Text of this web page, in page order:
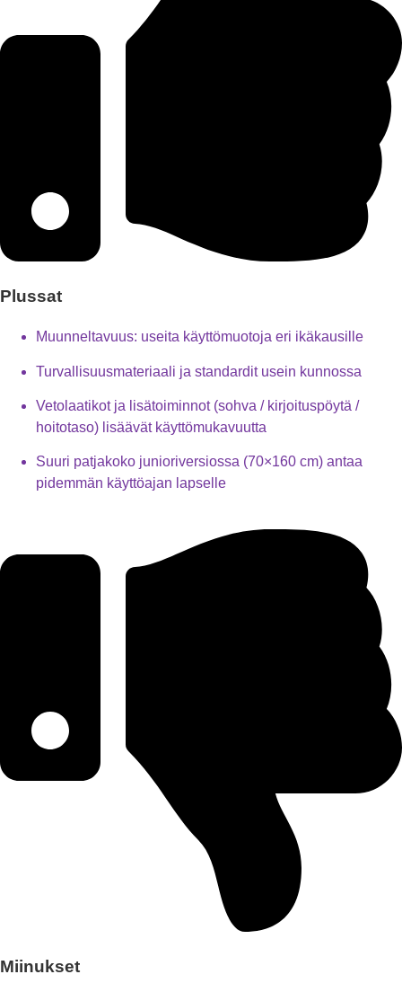
Plussat
Muunneltavuus: useita käyttömuotoja eri ikäkausille
Turvallisuusmateriaali ja standardit usein kunnossa
Vetolaatikot ja lisätoiminnot (sohva / kirjoituspöytä /
hoitotaso) lisäävät käyttömukavuutta
Suuri patjakoko junioriversiossa (70×160 cm) antaa
pidemmän käyttöajan lapselle
Miinukset